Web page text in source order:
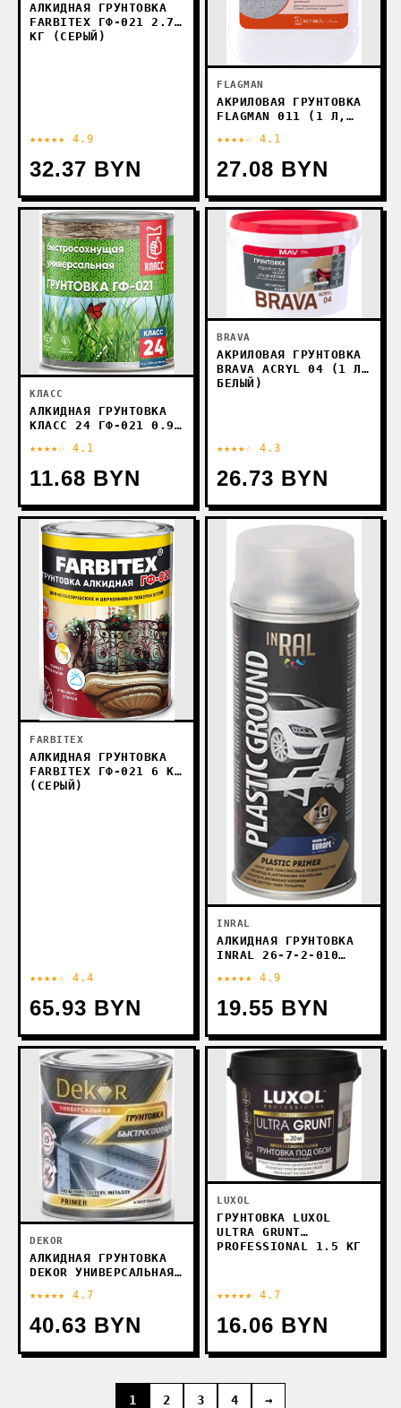
АЛКИДНАЯ ГРУНТОВКА
FARBITEX ГФ-021 2.7
КГ (СЕРЫЙ)
★★★★★ 4.9
32.37 BYN
FLAGMAN
АКРИЛОВАЯ ГРУНТОВКА
FLAGMAN 011 (1 Л,
★★★★☆ 4.1
27.08 BYN
КЛАСС
АЛКИДНАЯ ГРУНТОВКА
КЛАСС 24 ГФ-021 0.9
★★★★☆ 4.1
11.68 BYN
BRAVA
АКРИЛОВАЯ ГРУНТОВКА
BRAVA ACRYL 04 (1 Л,
БЕЛЫЙ)
★★★★☆ 4.3
26.73 BYN
FARBITEX
АЛКИДНАЯ ГРУНТОВКА
FARBITEX ГФ-021 6 КГ
(СЕРЫЙ)
★★★★☆ 4.4
65.93 BYN
INRAL
АЛКИДНАЯ ГРУНТОВКА
INRAL 26-7-2-010
★★★★★ 4.9
19.55 BYN
DEKOR
АЛКИДНАЯ ГРУНТОВКА
DEKOR УНИВЕРСАЛЬНАЯ
★★★★★ 4.7
40.63 BYN
LUXOL
ГРУНТОВКА LUXOL
ULTRA GRUNT
PROFESSIONAL 1.5 КГ
★★★★★ 4.7
16.06 BYN
1 2 3 4 →